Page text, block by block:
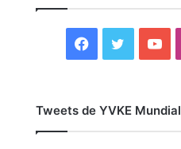
F
c
i
Y
u
Tweets de YVKE Mundial